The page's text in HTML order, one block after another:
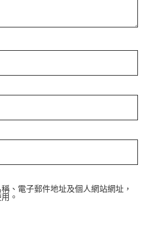
、電子郵件地址及個人網站網址，
。